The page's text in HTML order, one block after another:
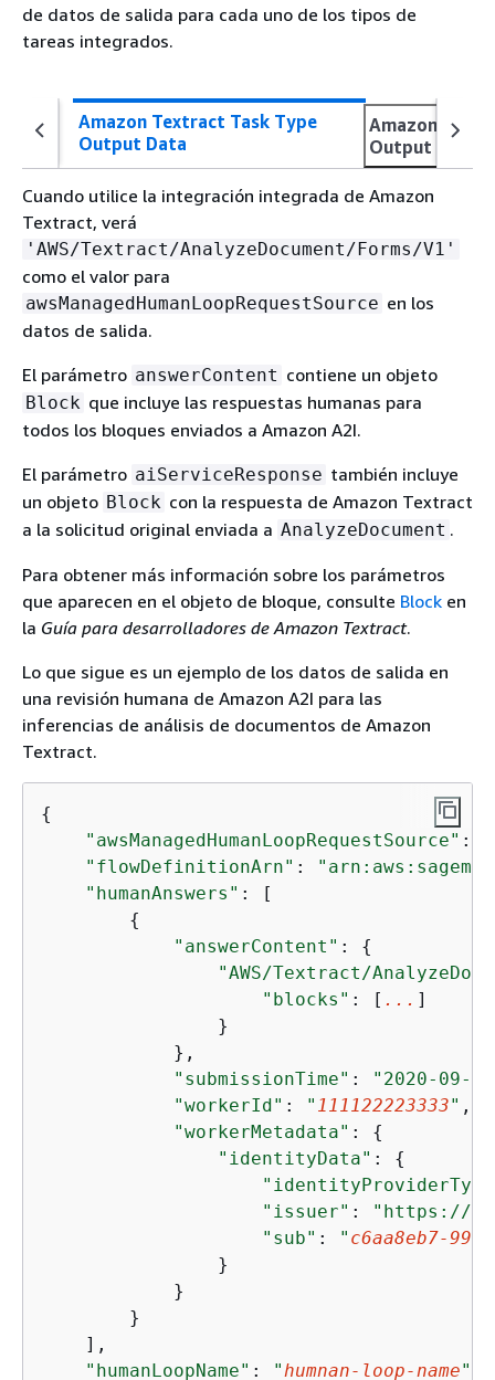
de datos de salida para cada uno de los tipos de
tareas integrados.
Amazon Textract Task Type
Output Data
Amazon
Output Data
Cuando utilice la integración integrada de Amazon
Textract, verá
'AWS/Textract/AnalyzeDocument/Forms/V1'
como el valor para
awsManagedHumanLoopRequestSource en los
datos de salida.
El parámetro answerContent contiene un objeto
Block que incluye las respuestas humanas para
todos los bloques enviados a Amazon A2I.
El parámetro aiServiceResponse también incluye
un objeto Block con la respuesta de Amazon Textract
a la solicitud original enviada a AnalyzeDocument .
Para obtener más información sobre los parámetros
que aparecen en el objeto de bloque, consulte Block en
la Guía para desarrolladores de Amazon Textract.
Lo que sigue es un ejemplo de los datos de salida en
una revisión humana de Amazon A2I para las
inferencias de análisis de documentos de Amazon
Textract.
{
"awsManagedHumanLoopRequestSource" :
"flowDefinitionArn" :
"humanAnswers" : [
{
"answerContent" : {
"AWS/Textract/
"blocks" : [ ... ]
                }
            },
"submissionTime" :
"2020-09-
"workerId" : " 111122223333" ,
"workerMetadata" : {
"identityData" : {
"issuer" :
"https://
"sub" : " c6aa8eb7-
                }
            }
        }
    ],
"humanLoopName" : " humnan-loop-name"